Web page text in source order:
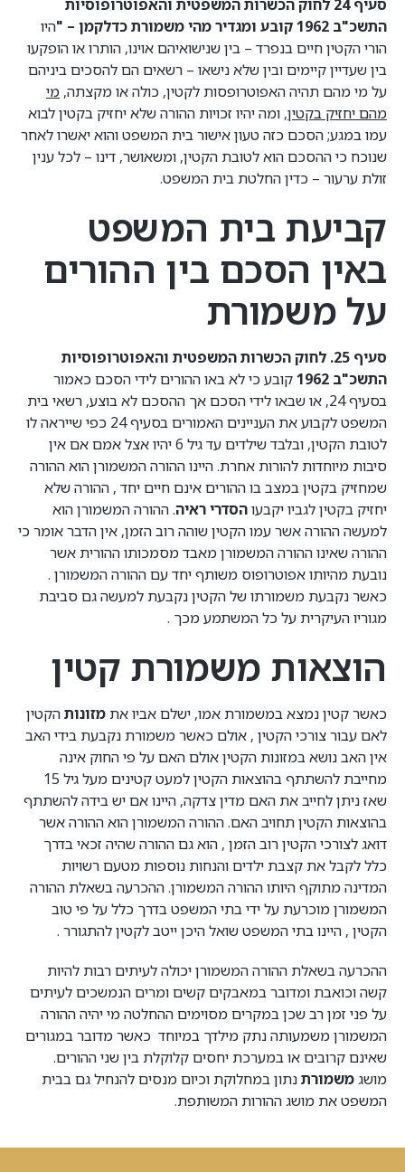
סעיף 24 לחוק הכשרות המשפטית והאפוטרופוסיות
התשכ"ב 1962 קובע ומגדיר מהי משמורת כדלקמן – "
היו
הורי הקטין חיים בנפרד – בין שנישואיהם אוינו, הותרו או הופקעו
בין שעדיין קיימים ובין שלא נישאו – רשאים הם להסכים ביניהם
על מי מהם תהיה האפוטרופסות לקטין, כולה או מקצתה, מי
מהם יחזיק בקטין, ומה יהיו זכויות ההורה שלא יחזיק בקטין לבוא
עמו במגע; הסכם כזה טעון אישור בית המשפט והוא יאשרו לאחר
שנוכח כי ההסכם הוא לטובת הקטין, ומשאושר, דינו – לכל ענין
זולת ערעור – כדין החלטת בית המשפט.
קביעת בית המשפט
באין הסכם בין ההורים
על משמורת
סעיף 25. לחוק הכשרות המשפטית והאפוטרופוסיות
התשכ"ב 1962
קובע כי לא באו ההורים לידי הסכם כאמור
בסעיף 24, או שבאו לידי הסכם אך ההסכם לא בוצע, רשאי בית
המשפט לקבוע את העניינים האמורים בסעיף 24 כפי שייראה לו
לטובת הקטין, ובלבד שילדים עד גיל 6 יהיו אצל אמם אם אין
סיבות מיוחדות להורות אחרת. היינו ההורה המשמורן הוא ההורה
שמחזיק בקטין במצב בו ההורים אינם חיים יחד , ההורה שלא
יחזיק בקטין לגביו יקבעוהסדרי ראיה. ההורה המשמורן הוא
למעשה ההורה אשר עמו הקטין שוהה רוב הזמן, אין הדבר אומר כי
ההורה שאינו ההורה המשמורן מאבד מסמכותו ההורית אשר
נובעת מהיותו אפוטרופוס משותף יחד עם ההורה המשמורן .
כאשר נקבעת משמורתו של הקטין נקבעת למעשה גם סביבת
מגוריו העיקרית על כל המשתמע מכך .
הוצאות משמורת קטין
כאשר קטין נמצא במשמורת אמו, ישלם אביו את מזונותהקטין
לאם עבור צורכי הקטין , אולם כאשר משמורת נקבעת בידי האב
אין האב נושא במזונות הקטין אולם האם על פי החוק אינה
מחייבת להשתתף בהוצאות הקטין למעט קטינים מעל גיל 15
שאז ניתן לחייב את האם מדין צדקה, היינו אם יש בידה להשתתף
בהוצאות הקטין תחויב האם. ההורה המשמורן הוא ההורה אשר
דואג לצורכי הקטין רוב הזמן , הוא גם ההורה שהיה זכאי בדרך
כלל לקבל את קצבת ילדים והנחות נוספות מטעם רשויות
המדינה מתוקף היותו ההורה המשמורן. ההכרעה בשאלת ההורה
המשמורן מוכרעת על ידי בתי המשפט בדרך כלל על פי טוב
הקטין , היינו בתי המשפט שואל היכן ייטב לקטין להתגורר .
ההכרעה בשאלת ההורה המשמורן יכולה לעיתים רבות להיות
קשה וכואבת ומדובר במאבקים קשים ומרים הנמשכים לעיתים
על פני זמן רב שכן במקרים מסוימים ההחלטה מי יהיה ההורה
המשמורן משמעותה נתק מילדך במיוחד כאשר מדובר במגורים
שאינם קרובים או במערכת יחסים קלוקלת בין שני ההורים.
מושגמשמורתנתון במחלוקת וכיום מנסים להנחיל גם בבית
המשפט את מושג ההורות המשותפת.